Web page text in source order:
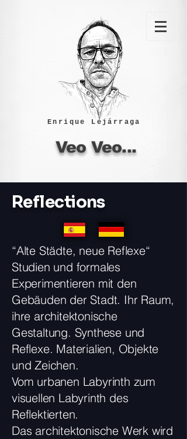
Enrique Lejárraga
Veo Veo...
Reflections
“Alte Städte, neue Reflexe“
Studien und formales
Experimentieren mit den
Gebäuden der Stadt. Ihr Raum,
ihre architektonische
Gestaltung. Synthese und
Reflexe. Materialien, Objekte
und Zeichen.
Vom urbanen Labyrinth zum
visuellen Labyrinth des
Reflektierten.
Das architektonische Werk wird